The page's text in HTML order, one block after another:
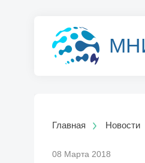
Главная Новости
08 Марта 2018